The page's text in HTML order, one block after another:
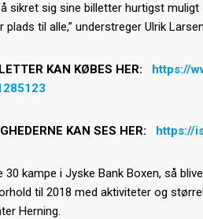
sikret sig sine billetter hurtigst
plads til alle,” understreger Ulrik
KAN KØBES HER: https://
KAN SES HER: https://
30 kampe i Jyske Bank Boxen, så
til 2018 med aktiviteter og
Herning.